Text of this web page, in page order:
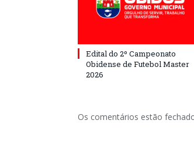
Edital do 2º Campeonato
Obidense de Futebol Master
2026
Os comentários estão